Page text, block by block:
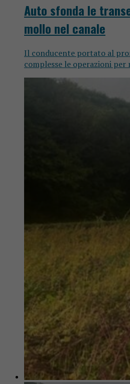
Auto sfonda le
mollo nel canale
Il conducente portato al
complesse le operazioni per